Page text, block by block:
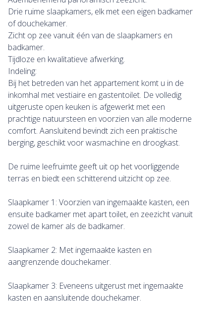
Drie ruime slaapkamers, elk met een eigen badkamer
of douchekamer.
Zicht op zee vanuit één van de slaapkamers en
badkamer.
Tijdloze en kwalitatieve afwerking.
Indeling:
Bij het betreden van het appartement komt u in de
inkomhal met vestiaire en gastentoilet. De volledig
uitgeruste open keuken is afgewerkt met een
prachtige natuursteen en voorzien van alle moderne
comfort. Aansluitend bevindt zich een praktische
berging, geschikt voor wasmachine en droogkast.
De ruime leefruimte geeft uit op het voorliggende
terras en biedt een schitterend uitzicht op zee.
Slaapkamer 1: Voorzien van ingemaakte kasten, een
ensuite badkamer met apart toilet, en zeezicht vanuit
zowel de kamer als de badkamer.
Slaapkamer 2: Met ingemaakte kasten en
aangrenzende douchekamer.
Slaapkamer 3: Eveneens uitgerust met ingemaakte
kasten en aansluitende douchekamer.